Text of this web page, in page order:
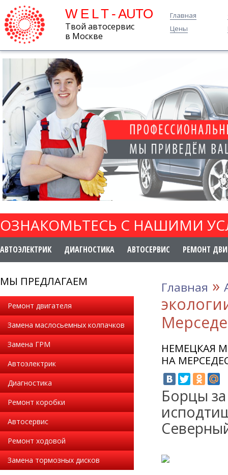
W E L T - AUTO
Твой автосервис
в Москве
Главная
Цены
ОЗНАКОМЬТЕСЬ С НАШИМИ
АВТОЭЛЕКТРИК ДИАГНОСТИКА АВТОСЕРВИС РЕМОНТ
МЫ ПРЕДЛАГАЕМ
Ремонт двигателя
Замена маслосьемных колпачков
Замена ГРМ
Автоэлектрик
Диагностика
Ремонт коробки
Автосервис
Ремонт ходовой
Замена тормозных дисков
Главная »
НЕМЕЦКАЯ
НА
Борцы